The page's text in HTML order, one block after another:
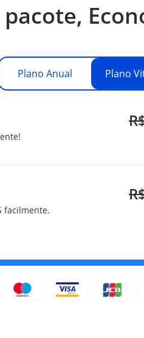
pacote,
Plano Anual Plano
facilmente.